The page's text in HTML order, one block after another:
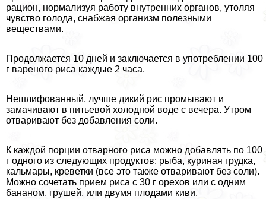
рацион, нормализуя работу внутренних органов, утоляя
чувство голода, снабжая организм полезными
веществами.
Продолжается 10 дней и заключается в употрeблении 100
г вареного риса каждые 2 часа.
Нешлифованный, лучше дикий рис промывают и
замачивают в питьевой холодной воде с вечера. Утром
отваривают без добавления соли.
К каждой порции отварного риса можно добавлять по 100
г одного из следующих продуктов: рыба, куриная грудка,
кальмары, креветки (все это также отваривают без соли).
Можно сочетать прием риса с 30 г орехов или с одним
бананом, грушей, или двумя плодами киви.